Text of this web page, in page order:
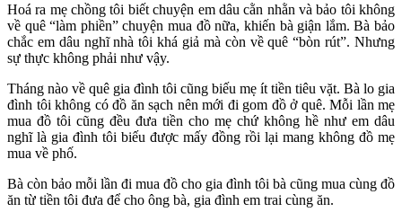
Hoá ra mẹ chồng tôi biết chuyện em dâu cằn nhằn và bảo tôi không
về quê “làm phiền” chuyện mua đồ nữa, khiến bà giận lắm. Bà bảo
chắc em dâu nghĩ nhà tôi khá giả mà còn về quê “bòn rút”. Nhưng
sự thực không phải như vậy.
Tháng nào về quê gia đình tôi cũng biếu mẹ ít tiền tiêu vặt. Bà lo gia
đình tôi không có đồ ăn sạch nên mới đi gom đồ ở quê. Mỗi lần mẹ
mua đồ tôi cũng đều đưa tiền cho mẹ chứ không hề như em dâu
nghĩ là gia đình tôi biếu được mấy đồng rồi lại mang không đồ mẹ
mua về phố.
Bà còn bảo mỗi lần đi mua đồ cho gia đình tôi bà cũng mua cùng đồ
ăn từ tiền tôi đưa để cho ông bà, gia đình em trai cùng ăn.